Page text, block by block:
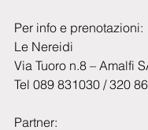
Per info e prenotazioni:
Le Nereidi
Via Tuoro n.8 – Amalfi
Tel 089 831030 / 320
Partner: